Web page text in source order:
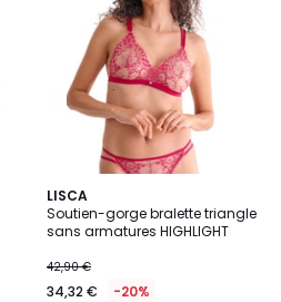
LISCA
Soutien-gorge bralette triangle
sans armatures HIGHLIGHT
42,90 €
34,32 € -20%
2
Couleurs